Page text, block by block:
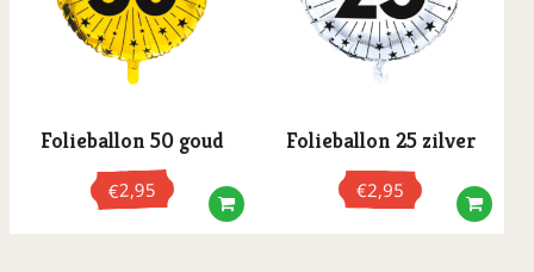
Folieballon 50 goud
€2,95
Folieballon 25 zilver
€2,95